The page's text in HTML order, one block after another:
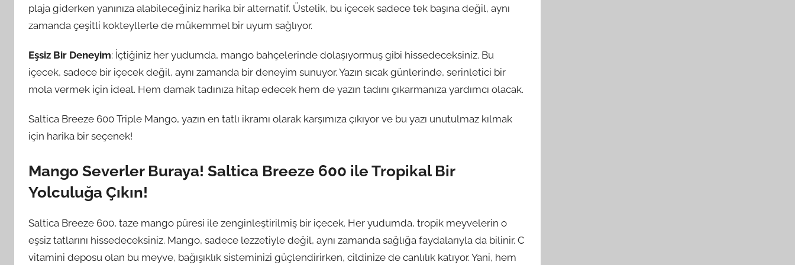
plaja giderken yanınıza alabileceğiniz harika bir alternatif. Üstelik, bu içecek sadece tek başına değil, aynı
zamanda çeşitli kokteyllerle de mükemmel bir uyum sağlıyor.
Eşsiz Bir Deneyim: İçtiğiniz her yudumda, mango bahçelerinde dolaşıyormuş gibi hissedeceksiniz. Bu
içecek, sadece bir içecek değil, aynı zamanda bir deneyim sunuyor. Yazın sıcak günlerinde, serinletici bir
mola vermek için ideal. Hem damak tadınıza hitap edecek hem de yazın tadını çıkarmanıza yardımcı olacak.
Saltica Breeze 600 Triple Mango, yazın en tatlı ikramı olarak karşımıza çıkıyor ve bu yazı unutulmaz kılmak
için harika bir seçenek!
Mango Severler Buraya! Saltica Breeze 600 ile Tropikal Bir
Yolculuğa Çıkın!
Saltica Breeze 600, taze mango püresi ile zenginleştirilmiş bir içecek. Her yudumda, tropik meyvelerin o
eşsiz tatlarını hissedeceksiniz. Mango, sadece lezzetiyle değil, aynı zamanda sağlığa faydalarıyla da bilinir. C
vitamini deposu olan bu meyve, bağışıklık sisteminizi güçlendirirken, cildinize de canlılık katıyor. Yani, hem